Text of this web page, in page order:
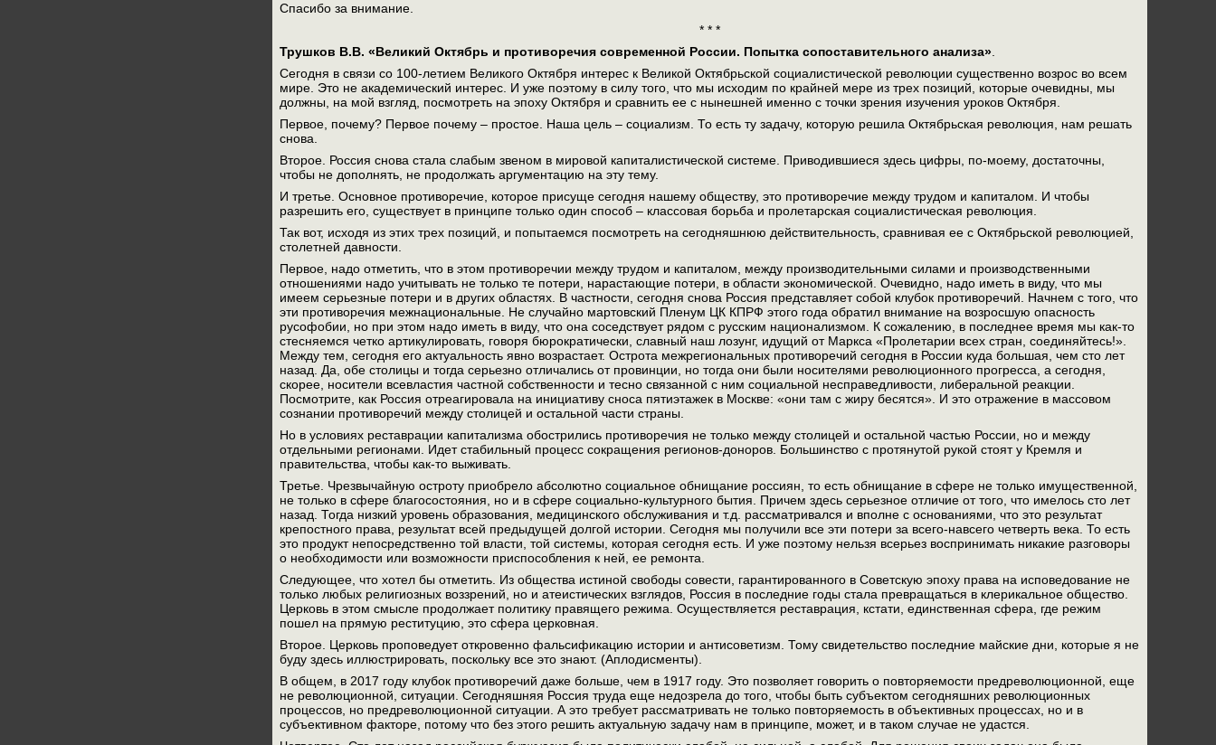
Спасибо за внимание.
* * *
Трушков В.В. «Великий Октябрь и противоречия современной России. Попытка сопоставительного анализа»
Сегодня в связи со 100-летием Великого Октября интерес к Великой Октябрьской социалистической революции существенно возрос во всем
мире. Это не академический интерес. И уже поэтому в силу того, что мы исходим по крайней мере из трех позиций, которые очевидны, мы
должны, на мой взгляд, посмотреть на эпоху Октября и сравнить ее с нынешней именно с точки зрения изучения уроков Октября.
Первое, почему? Первое почему – простое. Наша цель – социализм. То есть ту задачу, которую решила Октябрьская революция, нам решать
снова.
Второе. Россия снова стала слабым звеном в мировой капиталистической системе. Приводившиеся здесь цифры, по-моему, достаточны,
чтобы не дополнять, не продолжать аргументацию на эту тему.
И третье. Основное противоречие, которое присуще сегодня нашему обществу, это противоречие между трудом и капиталом. И чтобы
разрешить его, существует в принципе только один способ – классовая борьба и пролетарская социалистическая революция.
Так вот, исходя из этих трех позиций, и попытаемся посмотреть на сегодняшнюю действительность, сравнивая ее с Октябрьской революцией,
столетней давности.
Первое, надо отметить, что в этом противоречии между трудом и капиталом, между производительными силами и производственными
отношениями надо учитывать не только те потери, нарастающие потери, в области экономической. Очевидно, надо иметь в виду, что мы
имеем серьезные потери и в других областях. В частности, сегодня снова Россия представляет собой клубок противоречий. Начнем с того, что
эти противоречия межнациональные. Не случайно мартовский Пленум ЦК КПРФ этого года обратил внимание на возросшую опасность
русофобии, но при этом надо иметь в виду, что она соседствует рядом с русским национализмом. К сожалению, в последнее время мы как-то
стесняемся четко артикулировать, говоря бюрократически, славный наш лозунг, идущий от Маркса «Пролетарии всех стран, соединяйтесь!».
Между тем, сегодня его актуальность явно возрастает. Острота межрегиональных противоречий сегодня в России куда большая, чем сто лет
назад. Да, обе столицы и тогда серьезно отличались от провинции, но тогда они были носителями революционного прогресса, а сегодня,
скорее, носители всевластия частной собственности и тесно связанной с ним социальной несправедливости, либеральной реакции.
Посмотрите, как Россия отреагировала на инициативу сноса пятиэтажек в Москве: «они там с жиру бесятся». И это отражение в массовом
сознании противоречий между столицей и остальной части страны.
Но в условиях реставрации капитализма обострились противоречия не только между столицей и остальной частью России, но и между
отдельными регионами. Идет стабильный процесс сокращения регионов-доноров. Большинство с протянутой рукой стоят у Кремля и
правительства, чтобы как-то выживать.
Третье. Чрезвычайную остроту приобрело абсолютно социальное обнищание россиян, то есть обнищание в сфере не только имущественной,
не только в сфере благосостояния, но и в сфере социально-культурного бытия. Причем здесь серьезное отличие от того, что имелось сто лет
назад. Тогда низкий уровень образования, медицинского обслуживания и т.д. рассматривался и вполне с основаниями, что это результат
крепостного права, результат всей предыдущей долгой истории. Сегодня мы получили все эти потери за всего-навсего четверть века. То есть
это продукт непосредственно той власти, той системы, которая сегодня есть. И уже поэтому нельзя всерьез воспринимать никакие разговоры
о необходимости или возможности приспособления к ней, ее ремонта.
Следующее, что хотел бы отметить. Из общества истиной свободы совести, гарантированного в Советскую эпоху права на исповедование не
только любых религиозных воззрений, но и атеистических взглядов, Россия в последние годы стала превращаться в клерикальное общество.
Церковь в этом смысле продолжает политику правящего режима. Осуществляется реставрация, кстати, единственная сфера, где режим
пошел на прямую реституцию, это сфера церковная.
Второе. Церковь проповедует откровенно фальсификацию истории и антисоветизм. Тому свидетельство последние майские дни, которые я не
буду здесь иллюстрировать, поскольку все это знают. (Аплодисменты).
В общем, в 2017 году клубок противоречий даже больше, чем в 1917 году. Это позволяет говорить о повторяемости предреволюционной, еще
не революционной, ситуации. Сегодняшняя Россия труда еще недозрела до того, чтобы быть субъектом сегодняшних революционных
процессов, но предреволюционной ситуации. А это требует рассматривать не только повторяемость в объективных процессах, но и в
субъективном факторе, потому что без этого решить актуальную задачу нам в принципе, может, и в таком случае не удастся.